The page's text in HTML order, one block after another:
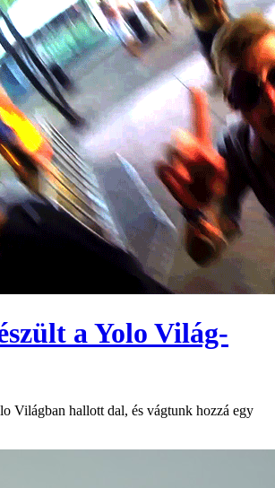
a Yolo Világ-
Világban hallott dal, és vágtunk hozzá egy